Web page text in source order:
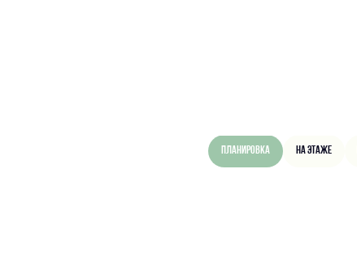
Планировка На этаже